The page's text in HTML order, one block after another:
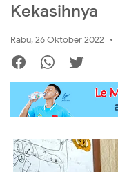
Kekasihnya
Rabu, 26 Oktober 2022